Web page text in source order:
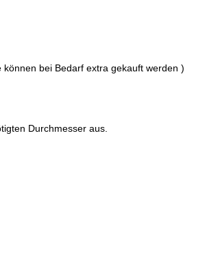
bei Bedarf extra gekauft werden )
Durchmesser aus.